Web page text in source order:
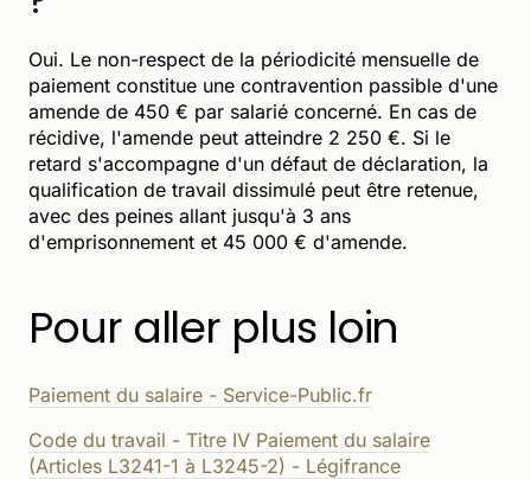
Oui. Le non-respect de la périodicité mensuelle de
paiement constitue une contravention passible d'une
amende de 450 € par salarié concerné. En cas de
récidive, l'amende peut atteindre 2 250 €. Si le
retard s'accompagne d'un défaut de déclaration, la
qualification de travail dissimulé peut être retenue,
avec des peines allant jusqu'à 3 ans
d'emprisonnement et 45 000 € d'amende.
Pour aller plus loin
Paiement du salaire - Service-Public.fr
Code du travail - Titre IV Paiement du salaire
(Articles L3241-1 à L3245-2) - Légifrance